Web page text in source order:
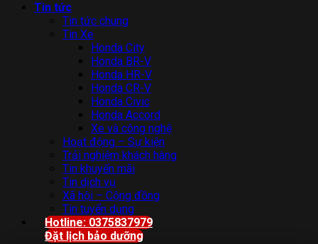
Tin tức
Tin tức chung
Tin Xe
Honda City
Honda BR-V
Honda HR-V
Honda CR-V
Honda Civic
Honda Accord
Xe và công nghệ
Hoạt động – Sự kiện
Trải nghiệm khách hàng
Tin khuyến mãi
Tin dịch vụ
Xã hội – Cộng đồng
Tin tuyển dụng
Hotline: 0375837979
Đặt lịch bảo dưỡng